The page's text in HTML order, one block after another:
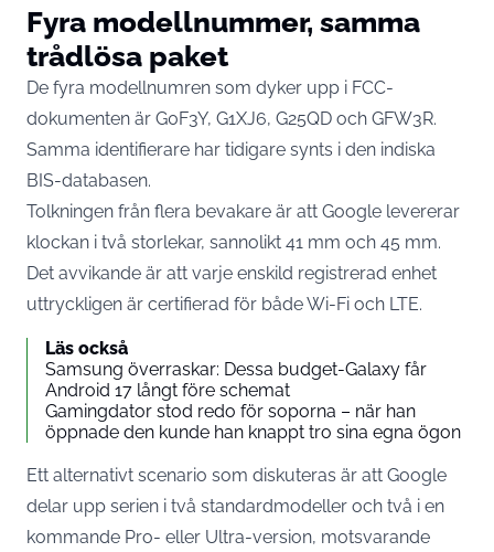
Fyra modellnummer, samma
trådlösa paket
De fyra modellnumren som dyker upp i FCC-
dokumenten är G0F3Y, G1XJ6, G25QD och GFW3R.
Samma identifierare har tidigare synts i den indiska
BIS-databasen.
Tolkningen från flera bevakare är att Google levererar
klockan i två storlekar, sannolikt 41 mm och 45 mm.
Det avvikande är att varje enskild registrerad enhet
uttryckligen är certifierad för både Wi-Fi och LTE.
Läs också
Samsung överraskar: Dessa budget-Galaxy får
Android 17 långt före schemat
Gamingdator stod redo för soporna – när han
öppnade den kunde han knappt tro sina egna ögon
Ett alternativt scenario som diskuteras är att Google
delar upp serien i två standardmodeller och två i en
kommande Pro- eller Ultra-version, motsvarande